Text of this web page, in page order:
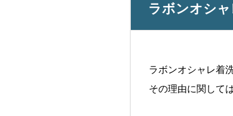
ラボンオシ
ラボンオシャレ着
その理由に関して